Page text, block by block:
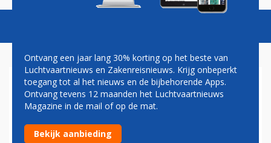
BRUSSELS AIRLINES CEO
BERNARD GUSTIN OP
ZIJSPOOR
Ontvang een jaar lang 30% korting op het beste van
Luchtvaartnieuws en Zakenreisnieuws. Krijg onbeperkt
toegang tot al het nieuws en de bijbehorende Apps.
Ontvang tevens 12 maanden het Luchtvaartnieuws
Magazine in de mail of op de mat.
Bekijk aanbieding